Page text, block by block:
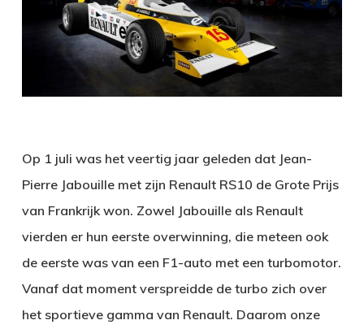
Op 1 juli was het veertig jaar geleden dat Jean-
Pierre Jabouille met zijn Renault RS10 de Grote Prijs
van Frankrijk won. Zowel Jabouille als Renault
vierden er hun eerste overwinning, die meteen ook
de eerste was van een F1-auto met een turbomotor.
Vanaf dat moment verspreidde de turbo zich over
het sportieve gamma van Renault. Daarom onze